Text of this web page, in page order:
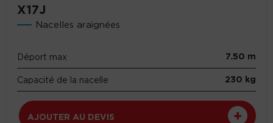
X17J
Nacelles araignées
Déport max 7.50 m
Capacité de la nacelle 230 kg
AJOUTER AU DEVIS